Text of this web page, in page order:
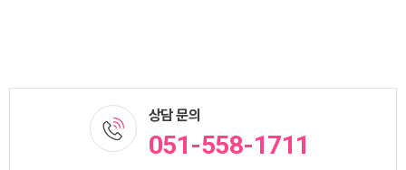
상담 문의
051-558-1711